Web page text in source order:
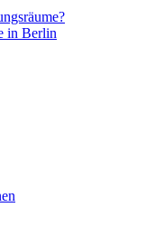
in Berlin